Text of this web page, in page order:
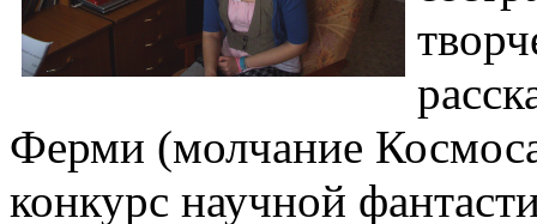
Ферми (молчание
конкурс научной